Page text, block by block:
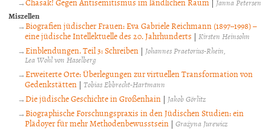
| Janna Petersen
Miszellen
Biografien jüdischer Frauen: Eva Gabriele Reichmann (1897–1998) –
eine jüdische Intellektuelle des 20. Jahrhunderts | Kirsten Heinsohn
Einblendungen. Teil 3: Schreiben | Johannes Praetorius-Rhein
Lea Wohl von Haselberg
Erweiterte Orte: Überlegungen zur virtuellen Transformation von
Gedenkstätten | Tobias Ebbrecht-Hartmann
Die jüdische Geschichte in Großenhain | Jakob Görlitz
Biographische Forschungspraxis in den Jüdischen Studien: ein
Plädoyer für mehr Methodenbewusstsein | Grażyna Jurewicz